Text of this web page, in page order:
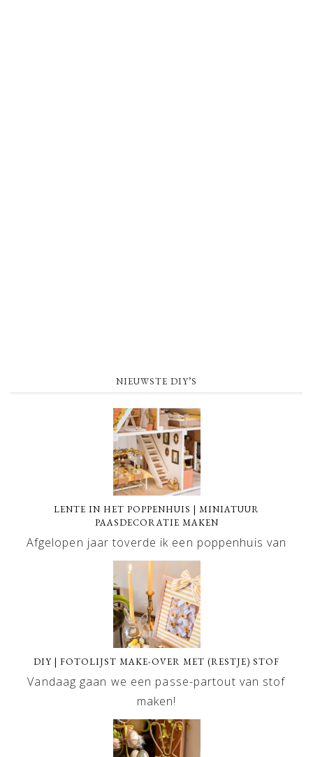
NIEUWSTE DIY’S
LENTE IN HET POPPENHUIS | MINIATUUR
PAASDECORATIE MAKEN
Afgelopen jaar toverde ik een poppenhuis van
DIY | FOTOLIJST MAKE-OVER MET (RESTJE) STOF
Vandaag gaan we een passe-partout van stof
maken!